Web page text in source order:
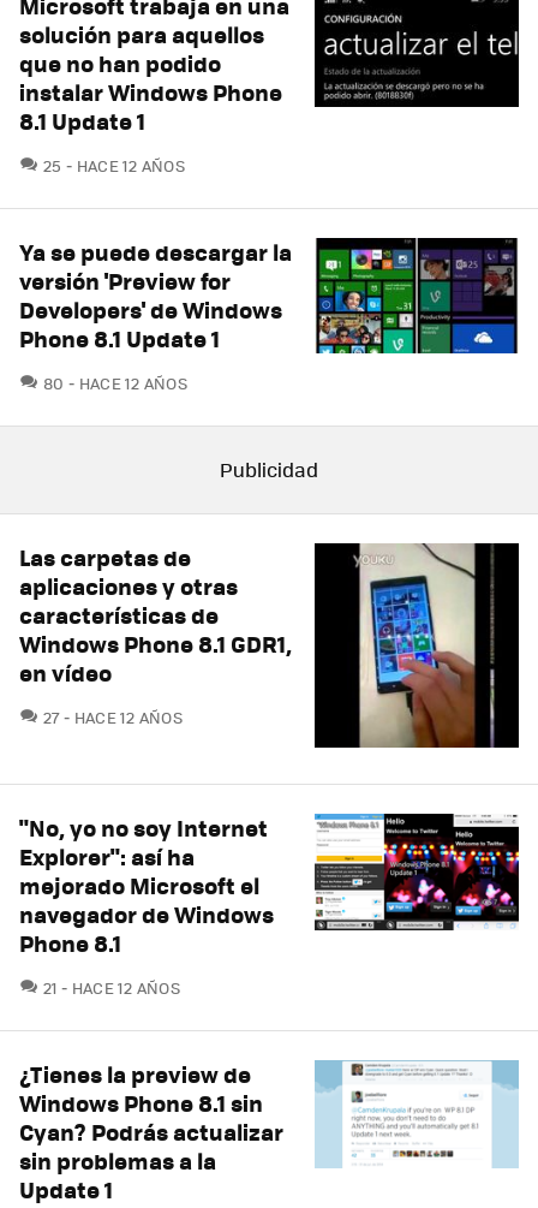
solución para aquellos
que no han podido
instalar Windows Phone
8.1 Update 1
25 COMENTARIOS
HACE 12 AÑOS
Ya se puede descargar la
versión 'Preview for
Developers' de Windows
Phone 8.1 Update 1
80 COMENTARIOS
HACE 12 AÑOS
Las carpetas de
aplicaciones y otras
características de
Windows Phone 8.1 GDR1,
en vídeo
27COMENTARIOS
HACE 12 AÑOS
"No, yo no soy Internet
Explorer": así ha
mejorado Microsoft el
navegador de Windows
Phone 8.1
21 COMENTARIOS
HACE 12 AÑOS
¿Tienes la preview de
Windows Phone 8.1 sin
Cyan? Podrás actualizar
sin problemas a la
Update 1